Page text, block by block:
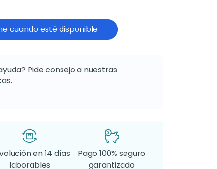
cuando esté disponible
Pide consejo a nuestras
en 14 días
laborables
Pago 100% seguro
garantizado